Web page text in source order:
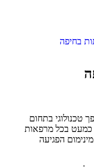
טכנולוגי בתחום
כמעט בכל מרפאות
הפגיעה